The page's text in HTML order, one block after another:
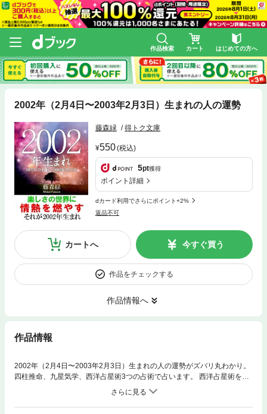
作品検索 カート はじめての方へ
2002年（2月4日〜2003年2月3日）生まれの人の運勢
藤森緑 得トク文庫
550(税込)
5pt獲得
ポイント詳細
dカード利用でさらにポイント+2%
返品不可
カートへ 今すぐ買う
作品をチェックする
作品情報へ
作品情報
2002年（2月4日〜2003年2月3日）生まれの人の運勢がズバリ丸わかり。
四柱推命、九星気学、西洋占星術3つの占術で占います。 西洋占星術を基
準にして、一年間を更に10等分ほどにして、それぞれの各期間に生まれた
人の性質や運勢も記載してます。 365日全ての各日生まれの人への、ワン
ポイントのコメントも記載しています。 その一年間に生まれた全ての人